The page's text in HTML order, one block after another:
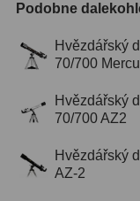
ED a Flat Field12
Měřící, s mřížkou 6
Ostatní 30
Podobne
Hvězdářský
70/700
Hvězdářský
70/700 AZ2
Hvězdářský
AZ-2